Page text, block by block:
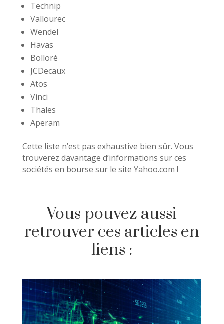
Technip
Vallourec
Wendel
Havas
Bolloré
JCDecaux
Atos
Vinci
Thales
Aperam
Cette liste n’est pas exhaustive bien sûr. Vous
trouverez davantage d’informations sur ces
sociétés en bourse sur le site Yahoo.com !
Vous pouvez aussi
retrouver ces articles en
liens :